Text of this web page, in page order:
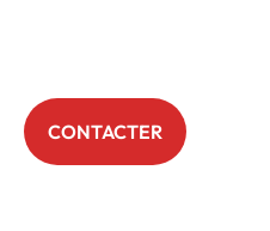
CONTACTER